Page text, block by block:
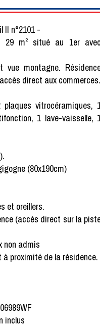
II n°2101 -
29 m² situé au 1er
vue montagne.
direct aux commerces.
vitrocéramiques,
1 lave-vaisselle,
(80x190cm)
et oreillers.
(accès direct sur la
non admis
proximité de la résidence.
inclus